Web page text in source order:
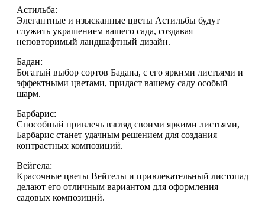
Астильба:
Элегантные и изысканные цветы Астильбы будут
служить украшением вашего сада, создавая
неповторимый ландшафтный дизайн.
Бадан:
Богатый выбор сортов Бадана, с его яркими листьями и
эффектными цветами, придаст вашему саду особый
шарм.
Барбарис:
Способный привлечь взгляд своими яркими листьями,
Барбарис станет удачным решением для создания
контрастных композиций.
Вейгела:
Красочные цветы Вейгелы и привлекательный листопад
делают его отличным вариантом для оформления
садовых композиций.